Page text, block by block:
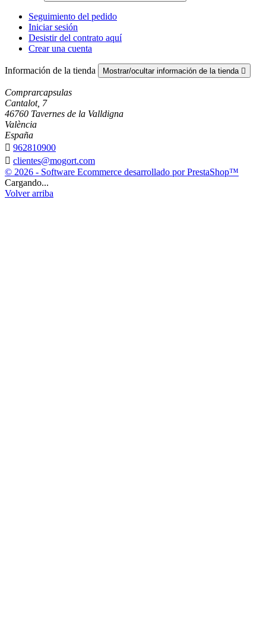
Seguimiento del pedido
Iniciar sesión
Desistir del contrato aquí
Crear una cuenta
Información de la tienda Mostrar/ocultar información de la tienda 
Comprarcapsulas
Cantalot, 7
46760 Tavernes de la Valldigna
València
España
 962810900
 clientes@mogort.com
© 2026 - Software Ecommerce desarrollado por PrestaShop™
Cargando...
Volver arriba